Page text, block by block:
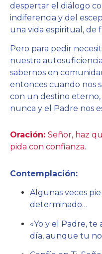
despertar el diálogo
indiferencia y del
una vida espiritual, de
Pero para pedir
nuestra
sabernos en
entonces cuando nos
con un destino
nunca y el Padre nos
Oración: Señor, haz
pida con confianza.
Contemplación:
Algunas veces
determinado…
«Yo y el Padre, te
día, aunque tu